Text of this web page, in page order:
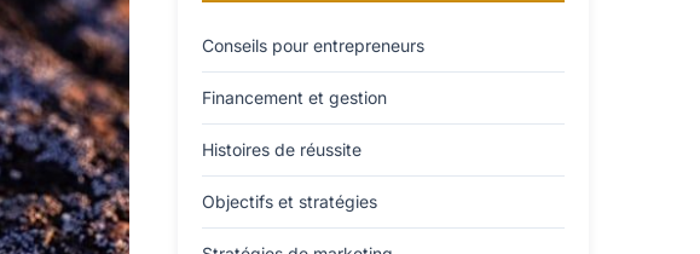
Conseils pour entrepreneurs
Financement et gestion
Histoires de réussite
Objectifs et stratégies